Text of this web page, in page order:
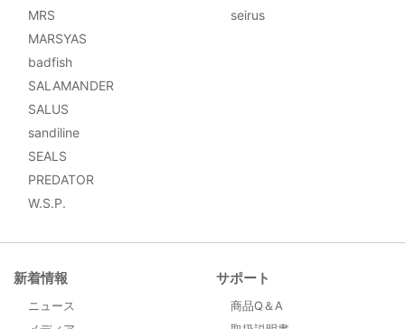
新着情報
ニュース
サポート
商品Q＆A
MRS
MARSYAS
badfish
SALAMANDER
SALUS
sandiline
SEALS
PREDATOR
W.S.P.
seirus